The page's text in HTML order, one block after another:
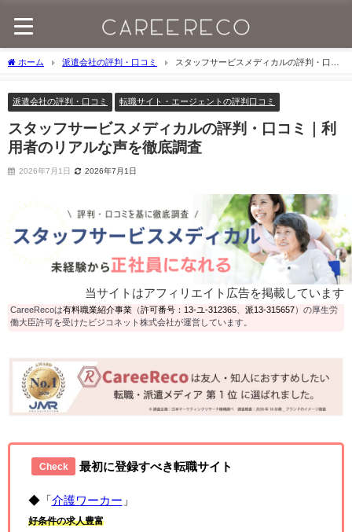
ホーム 派遣会社の評判・口コミ
スタッフサービスメディカルの評判・口コ
派遣会社の評判・口コミ 転職サイト・エージェントの評判口コミ
スタッフサービスメディカルの評判・口コミ｜利
用者のリアルな声を徹底調査
2026年7月1日 2026年7月1日
当サイトはアフィリエイト広告を掲載しています
CareeRecoは有料職業紹介事業 （許可番号：13-ユ-312365 派13-315657）の厚生労
働大臣許可を受けたビジコネット株式会社が運営しています。
Check 最初に登録すべき転職サイト
◆「介護ワーカー 」
好条件の求人豊富